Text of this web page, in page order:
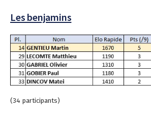
Les benjamins
(34 participants)